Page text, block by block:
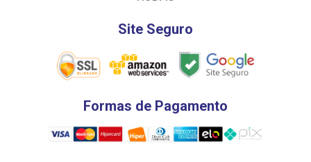
Site Seguro
Formas de Pagamento